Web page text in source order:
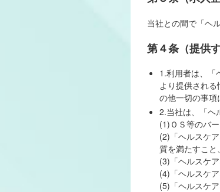
当社との間で「ヘ
第４条（提供
1.利用者は、「
より提供され
の他一切の事項
2.当社は、「ヘ
(1)ＯＳ等のバ
(2)「ヘルスケ
質を満たすこ
(3)「ヘルスケ
(4)「ヘルスケ
(5)「ヘルスケ